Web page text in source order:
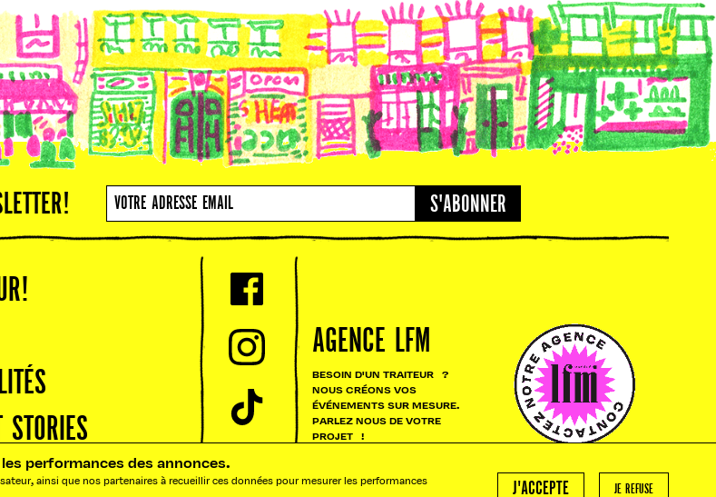
S'ABONNER
STORIES
AGENCE LFM
BESOIN D'UN TRAITEUR ?
NOUS CRÉONS VOS
ÉVÉNEMENTS SUR MESURE.
PARLEZ NOUS DE VOTRE
PROJET !
performances des annonces.
ainsi que nos partenaires à recueillir ces données pour mesurer les performances
J'ACCEPTE JE REFUSE